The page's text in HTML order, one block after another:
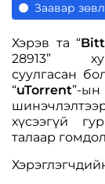
Заавар
Хэрэв та “
28913”
суулгасан
“uTorrent”-
хүсээгүй
талаар